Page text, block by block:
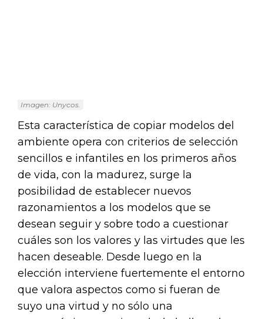
Imagen: Unycos.
Esta característica de copiar modelos del
ambiente opera con criterios de selección
sencillos e infantiles en los primeros años
de vida, con la madurez, surge la
posibilidad de establecer nuevos
razonamientos a los modelos que se
desean seguir y sobre todo a cuestionar
cuáles son los valores y las virtudes que les
hacen deseable. Desde luego en la
elección interviene fuertemente el entorno
que valora aspectos como si fueran de
suyo una virtud y no sólo una